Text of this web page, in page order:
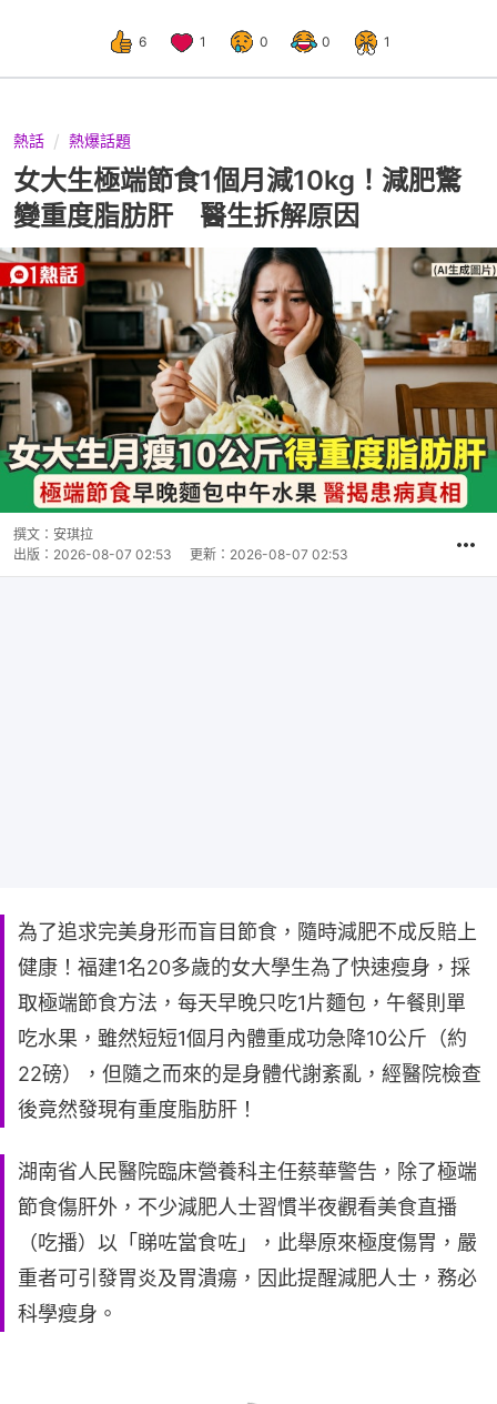
6 1 0 0 1
熱話 熱爆話題
女大生極端節食1個月減10kg！減肥驚
變重度脂肪肝 醫生拆解原因
撰文： 安琪拉
出版： 2026-08-07 02:53 更新： 2026-08-07 02:53
為了追求完美身形而盲目節食，隨時減肥不成反賠上
健康！福建1名20多歲的女大學生為了快速瘦身，採
取極端節食方法，每天早晚只吃1片麵包，午餐則單
吃水果，雖然短短1個月內體重成功急降10公斤（約
22磅），但隨之而來的是身體代謝紊亂，經醫院檢查
後竟然發現有重度脂肪肝！
湖南省人民醫院臨床營養科主任蔡華警告，除了極端
節食傷肝外，不少減肥人士習慣半夜觀看美食直播
（吃播）以「睇咗當食咗」，此舉原來極度傷胃，嚴
重者可引發胃炎及胃潰瘍，因此提醒減肥人士，務必
科學瘦身。